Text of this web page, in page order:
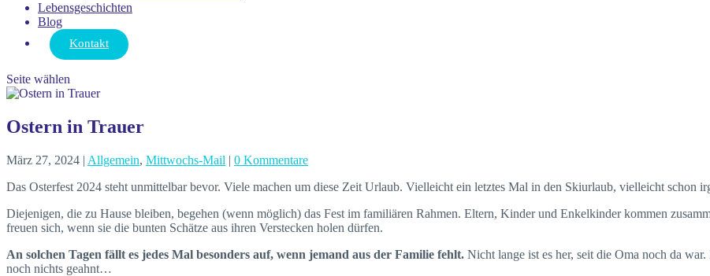
Lebensgeschichten
Blog
Kontakt
Seite wählen
Ostern in Trauer
März 27, 2024 | Allgemein, Mittwochs-Mail | 0 Kommentare
Das Osterfest 2024 steht unmittelbar bevor. Viele machen um diese Zeit Urlaub. Vielleicht ein letztes Mal in den Skiurlaub, vielleicht schon
Diejenigen, die zu Hause bleiben, begehen (wenn möglich) das Fest im familiären Rahmen. Eltern, Kinder und Enkelkinder kommen
freuen sich, wenn sie die bunten Schätze aus ihren Verstecken holen dürfen.
An solchen Tagen fällt es jedes Mal besonders auf, wenn jemand aus der Familie fehlt. Nicht lange ist es her, seit die Oma noch da
noch nichts geahnt…